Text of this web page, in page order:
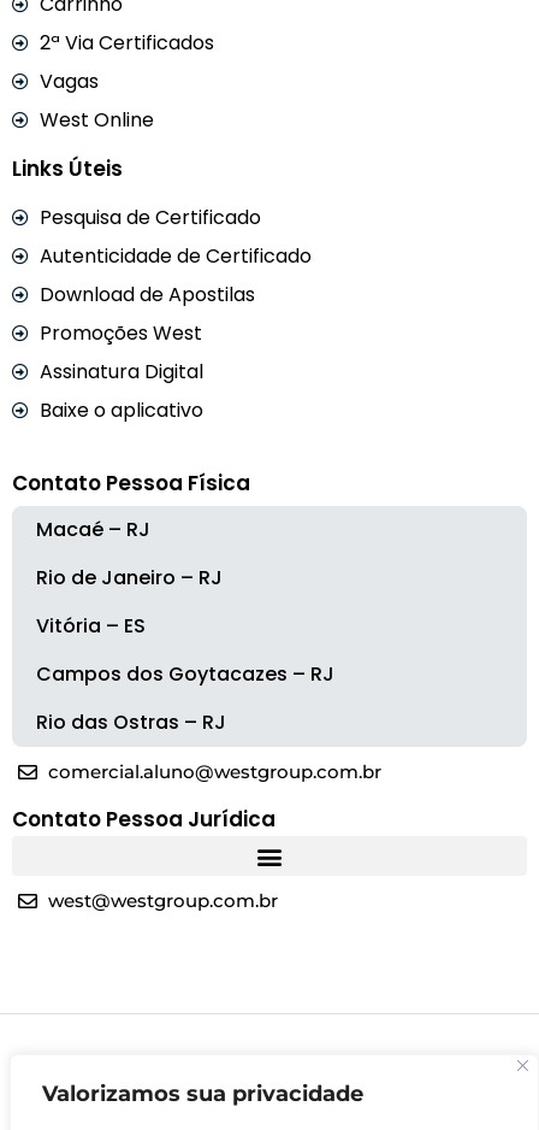
Valorizamos sua privacidade
2ª Via Certificados
Vagas
West Online
Links Úteis
Pesquisa de Certificado
Autenticidade de Certificado
Download de Apostilas
Promoções West
Assinatura Digital
Baixe o aplicativo
Contato Pessoa Física
Macaé – RJ
Rio de Janeiro – RJ
Vitória – ES
Campos dos Goytacazes – RJ
Rio das Ostras – RJ
comercial.aluno@westgroup.com.br
Contato Pessoa Jurídica
west@westgroup.com.br